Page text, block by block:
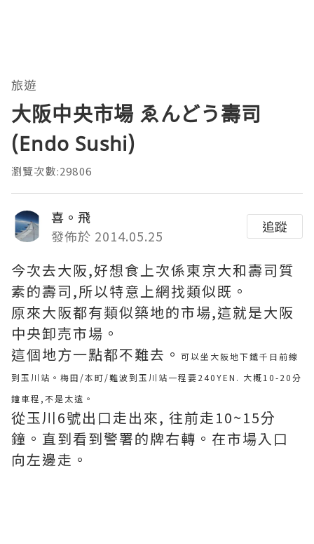
旅遊
大阪中央市場 ゑんどう壽司
(Endo Sushi)
瀏覽次數:29806
喜。飛
發佈於 2014.05.25
追蹤
今次去大阪,好想食上次係東京大和壽司質
素的壽司,所以特意上網找類似既。
原來大阪都有類似築地的市場,這就是大阪
中央卸売市場。
這個地方一點都不難去。 可以坐大阪地下鐵千日前線
到玉川站。梅田/本町/難波到玉川站一程要240YEN. 大概10-20分
鐘車程,不是太遠。
從玉川6號出口走出來, 往前走10~15分
鐘。直到看到警署的牌右轉。在市場入口
向左邊走。